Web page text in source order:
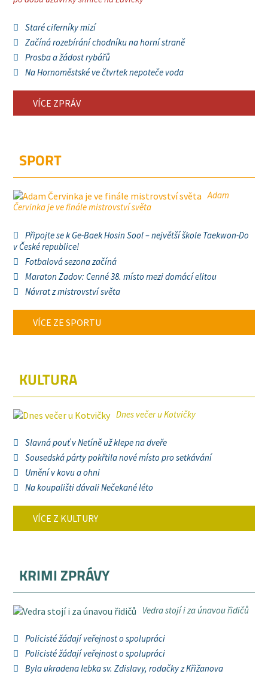
Staré ciferníky mizí
Začíná rozebírání chodníku na horní straně
Prosba a žádost rybářů
Na Hornoměstské ve čtvrtek nepoteče voda
VÍCE ZPRÁV
SPORT
Adam
Červinka je ve finále mistrovství světa
Připojte se k Ge-Baek Hosin Sool – největší škole Taekwon-Do
v České republice!
Fotbalová sezona začíná
Maraton Zadov: Cenné 38. místo mezi domácí elitou
Návrat z mistrovství světa
VÍCE ZE SPORTU
KULTURA
Dnes večer u Kotvičky
Slavná pouť v Netíně už klepe na dveře
Sousedská párty pokřtila nové místo pro setkávání
Umění v kovu a ohni
Na koupališti dávali Nečekané léto
VÍCE Z KULTURY
KRIMI ZPRÁVY
Vedra stojí i za únavou řidičů
Policisté žádají veřejnost o spolupráci
Policisté žádají veřejnost o spolupráci
Byla ukradena lebka sv. Zdislavy, rodačky z Křižanova